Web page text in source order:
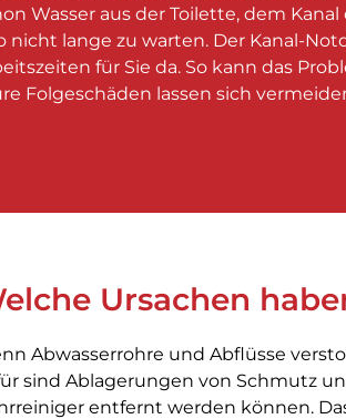
Wasser aus der Toilette, dem
nicht lange zu warten. Der Kanal-
für Sie da. So kann das
Folgeschäden lassen sich
Ursachen
Abwasserrohre und Abflüsse
sind Ablagerungen von Schmutz
entfernt werden können.